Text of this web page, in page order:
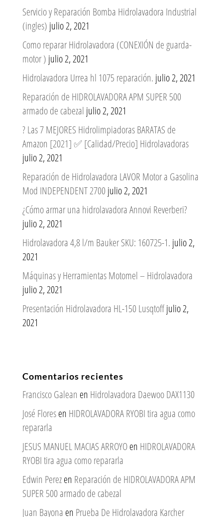
Servicio y Reparación Bomba Hidrolavadora Industrial
(ingles) julio 2, 2021
Como reparar Hidrolavadora (CONEXIÓN de guarda-
motor ) julio 2, 2021
Hidrolavadora Urrea hl 1075 reparación. julio 2, 2021
Reparación de HIDROLAVADORA APM SUPER 500
armado de cabezal julio 2, 2021
? Las 7 MEJORES Hidrolimpiadoras BARATAS de
Amazon [2021] ✅ [Calidad/Precio] Hidrolavadoras
julio 2, 2021
Reparación de Hidrolavadora LAVOR Motor a Gasolina
Mod INDEPENDENT 2700 julio 2, 2021
¿Cómo armar una hidrolavadora Annovi Reverberi?
julio 2, 2021
Hidrolavadora 4,8 l/m Bauker SKU: 160725-1. julio 2,
2021
Máquinas y Herramientas Motomel – Hidrolavadora
julio 2, 2021
Presentación Hidrolavadora HL-150 Lusqtoffjulio 2,
2021
Comentarios recientes
Francisco Galean en Hidrolavadora Daewoo DAX1130
José Floresen HIDROLAVADORA RYOBI tira agua como
repararla
JESUS MANUEL MACIAS ARROYOen HIDROLAVADORA
RYOBI tira agua como repararla
Edwin Perezen Reparación de HIDROLAVADORA APM
SUPER 500 armado de cabezal
Juan Bayona en Prueba De Hidrolavadora Karcher